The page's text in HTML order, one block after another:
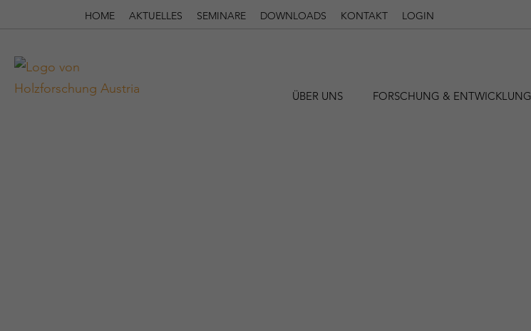
HOME AKTUELLES SEMINARE DOWNLOADS KONTAKT LOGIN
ÜBER UNS FORSCHUNG & ENTWICKLUNG